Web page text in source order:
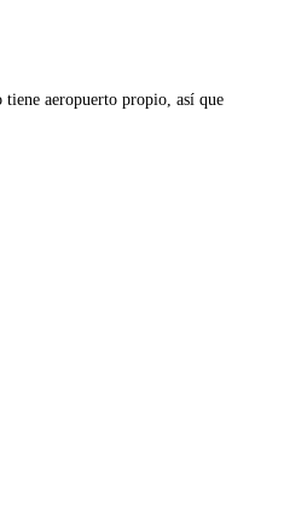
aeropuerto propio, así que